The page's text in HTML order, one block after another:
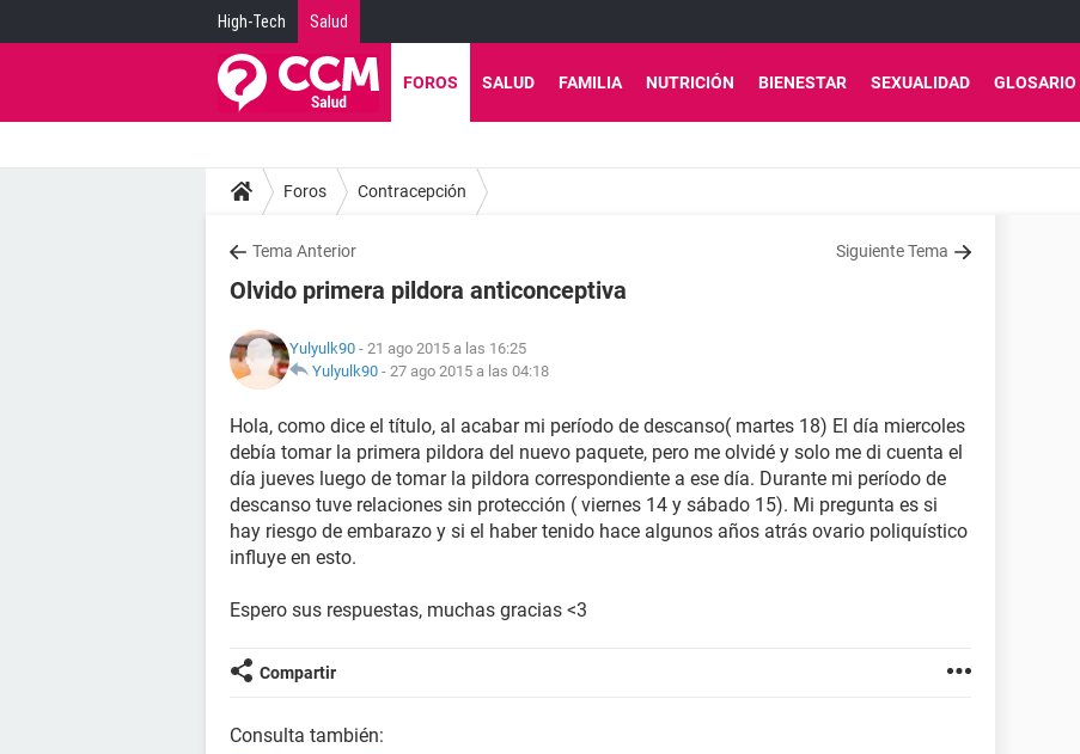
High-Tech Salud
FOROS SALUD FAMILIA NUTRICIÓN BIENESTAR SEXUALIDAD GLOSARIO
Foros Contracepción
Tema Anterior Siguiente Tema
Olvido primera pildora anticonceptiva
Yulyulk90 - 21 ago 2015 a las 16:25
Yulyulk90 - 27 ago 2015 a las 04:18
Hola, como dice el título, al acabar mi período de descanso( martes 18) El día miercoles
debía tomar la primera pildora del nuevo paquete, pero me olvidé y solo me di cuenta el
día jueves luego de tomar la pildora correspondiente a ese día. Durante mi período de
descanso tuve relaciones sin protección ( viernes 14 y sábado 15). Mi pregunta es si
hay riesgo de embarazo y si el haber tenido hace algunos años atrás ovario poliquístico
influye en esto.
Espero sus respuestas, muchas gracias <3
Compartir
Consulta también: